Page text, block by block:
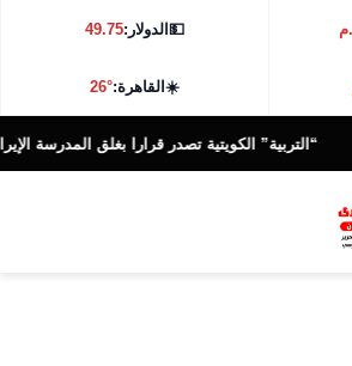
💵الدولار:49.75
☀️القاهرة:26°
الكويتية تصدر قرارا بغلق المدرسة الإيرانية